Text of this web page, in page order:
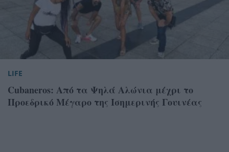
LIFE
Cubaneros: Από τα Ψηλά Αλώνια μέχρι το
Προεδρικό Μέγαρο της Ισημερινής Γουινέας